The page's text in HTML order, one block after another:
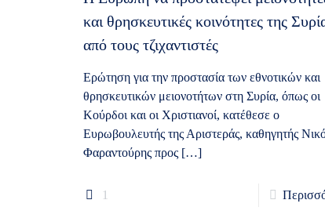
και θρησκευτικές κοινότητες της
από τους τζιχαντιστές
Ερώτηση για την προστασία των εθνοτικών και
θρησκευτικών μειονοτήτων στη Συρία, όπως οι
Κούρδοι και οι Χριστιανοί, κατέθεσε ο
Ευρωβουλευτής της Αριστεράς, καθηγητής
Φαραντούρης προς[…]
1